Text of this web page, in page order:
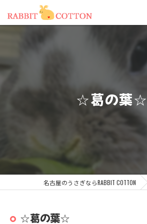
☆葛の葉☆
名古屋のうさぎならRABBIT COTTON
☆葛の葉☆